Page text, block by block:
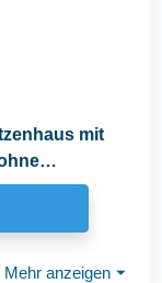
mit
Mehr anzeigen ⏷